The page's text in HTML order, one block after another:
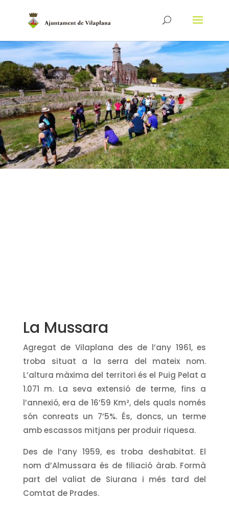
La Mussara
Agregat de Vilaplana des de l’any 1961, es
troba situat a la serra del mateix nom.
L’altura màxima del territori és el Puig Pelat a
1.071 m. La seva extensió de terme, fins a
l’annexió, era de 16’59 Km², dels quals només
són conreats un 7’5%. És, doncs, un terme
amb escassos mitjans per produir riquesa.
Des de l’any 1959, es troba deshabitat. El
nom d’Almussara és de filiació àrab. Formà
part del valiat de Siurana i més tard del
Comtat de Prades.